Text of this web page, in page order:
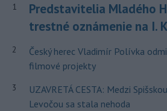
1
Predstavitelia Mladého
trestné oznámenie na I.
2
Český herec Vladimír Polívka
filmové projekty
3
UZAVRETÁ CESTA: Medzi
Levočou sa stala nehoda